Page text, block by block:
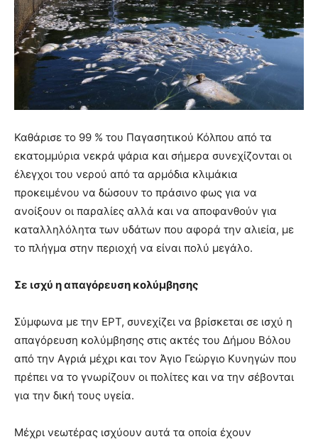
Καθάρισε το 99 % του Παγασητικού Κόλπου από τα
εκατομμύρια νεκρά ψάρια και σήμερα συνεχίζονται οι
έλεγχοι του νερού από τα αρμόδια κλιμάκια
προκειμένου να δώσουν το πράσινο φως για να
ανοίξουν οι παραλίες αλλά και να αποφανθούν για
καταλληλόλητα των υδάτων που αφορά την αλιεία, με
το πλήγμα στην περιοχή να είναι πολύ μεγάλο.
Σε ισχύ η απαγόρευση κολύμβησης
Σύμφωνα με την ΕΡΤ, συνεχίζει να βρίσκεται σε ισχύ η
απαγόρευση κολύμβησης στις ακτές του Δήμου Βόλου
από την Αγριά μέχρι και τον Άγιο Γεώργιο Κυνηγών που
πρέπει να το γνωρίζουν οι πολίτες και να την σέβονται
για την δική τους υγεία.
Μέχρι νεωτέρας ισχύουν αυτά τα οποία έχουν